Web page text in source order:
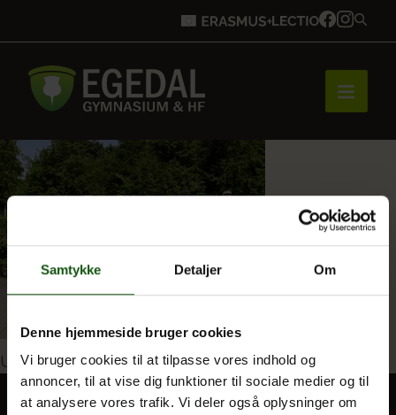
Samtykke Detaljer Om
Denne hjemmeside bruger cookies
Vi bruger cookies til at tilpasse vores indhold og
annoncer, til at vise dig funktioner til sociale medier og til
at analysere vores trafik. Vi deler også oplysninger om
Forside
Brobygning
Vores uddannelser
Indlægsnavigation
Udgivet iKlassebilleder fra dimission 2026